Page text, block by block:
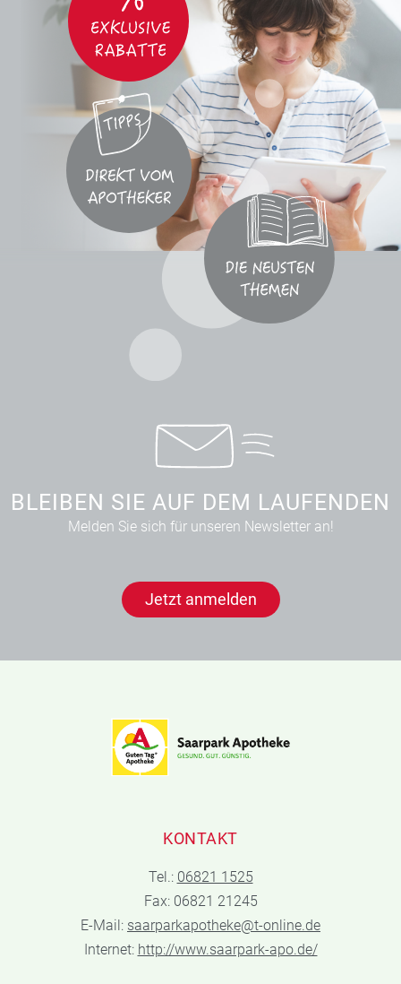
BLEIBEN SIE AUF DEM LAUFENDEN
Melden Sie sich für unseren Newsletter an!
Jetzt anmelden
KONTAKT
Tel.: 06821 1525
Fax: 06821 21245
E-Mail: saarparkapotheke@t-online.de
Internet: http://www.saarpark-apo.de/